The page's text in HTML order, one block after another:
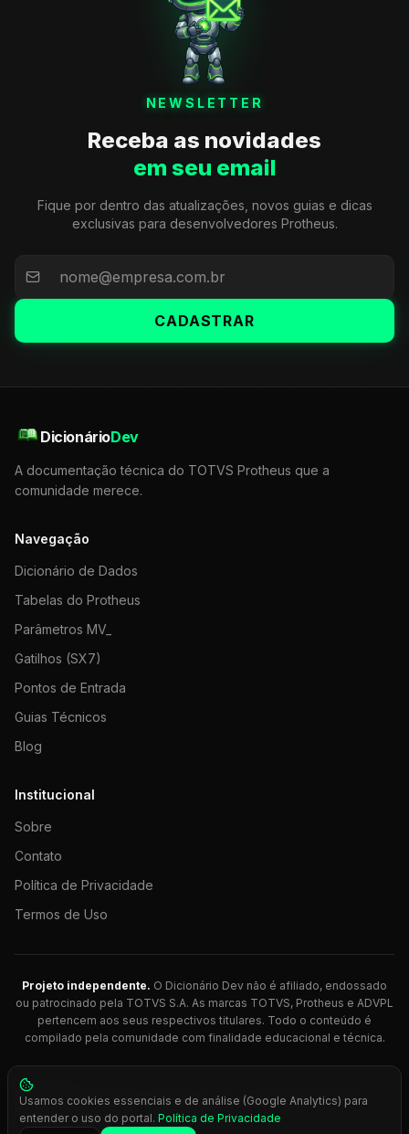
NEWSLETTER
Receba as novidades
em seu email
Fique por dentro das atualizações, novos guias e dicas
exclusivas para desenvolvedores Protheus.
CADASTRAR
DicionárioDev
A documentação técnica do TOTVS Protheus que a
comunidade merece.
Navegação
Dicionário de Dados
Tabelas do Protheus
Parâmetros MV_
Gatilhos (SX7)
Pontos de Entrada
Guias Técnicos
Blog
Institucional
Sobre
Contato
Política de Privacidade
Termos de Uso
Projeto independente. O Dicionário Dev não é afiliado, endossado
ou patrocinado pela TOTVS S.A. As marcas TOTVS, Protheus e ADVPL
pertencem aos seus respectivos titulares. Todo o conteúdo é
compilado pela comunidade com finalidade educacional e técnica.
© 2026 Dicionário Dev. Feito com 💚 para desenvolvedores
Protheus.
Press Ctrl+K
Usamos cookies essenciais e de análise (Google Analytics) para
entender o uso do portal. Política de Privacidade